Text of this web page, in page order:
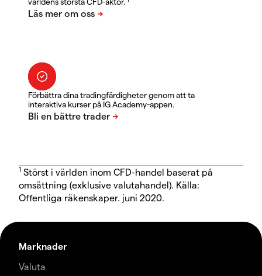
Förbättra dina tradingfärdigheter genom att ta
interaktiva kurser på IG Academy-appen.
1 Störst i världen inom CFD-handel baserat på
omsättning (exklusive valutahandel). Källa:
Offentliga räkenskaper. juni 2020.
Marknader
Valuta